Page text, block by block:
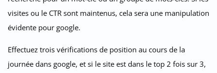
visites ou le CTR sont maintenus, cela sera une manipulation
évidente pour google.
Effectuez trois vérifications de position au cours de la
journée dans google, et si le site est dans le top 2 fois sur 3,